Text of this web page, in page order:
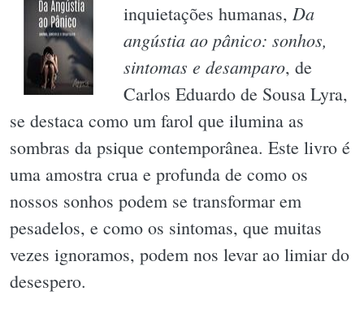
inquietações humanas, Da
angústia ao pânico: sonhos,
sintomas e desamparo, de
Carlos Eduardo de Sousa Lyra,
se destaca como um farol que ilumina as
sombras da psique contemporânea. Este livro é
uma amostra crua e profunda de como os
nossos sonhos podem se transformar em
pesadelos, e como os sintomas, que muitas
vezes ignoramos, podem nos levar ao limiar do
desespero.